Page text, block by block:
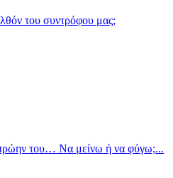
του συντρόφου μας;
πρώην του… Να μείνω ή να φύγω;...